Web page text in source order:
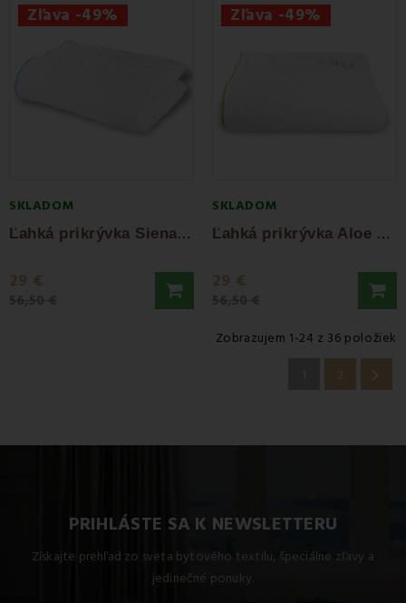
Zľava -49%
SKLADOM
Ľ
ahká prikrývka Siena 140x200 EMI
29 €
Zľava -49%
SKLADOM
Ľ
ahká prikrývka Aloe Vera 140x200 EMI
29 €
Zobrazujem 1-24 z 36 položiek
2 
PRIHLÁSTE SA K NEWSLETTERU
Získajte prehľad zo sveta bytového textilu, špeciálne zľavy a
jedinečné ponuky.